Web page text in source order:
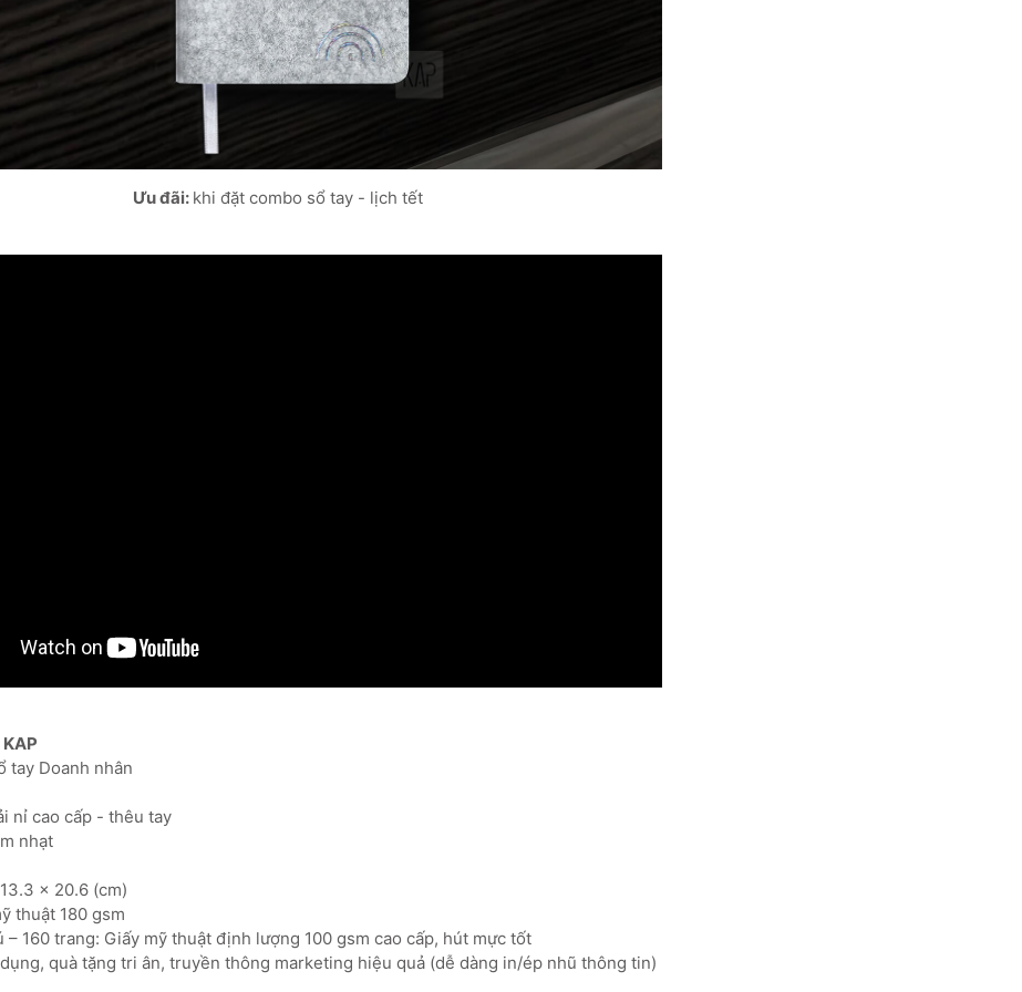
Ưu đãi: khi đặt combo sổ tay - lịch tết
tay Doanh nhân
nỉ cao cấp - thêu tay
nhạt
x 20.6 (cm)
thuật 180 gsm
– 160 trang: Giấy mỹ thuật định lượng 100 gsm cao cấp, hút mực tốt
quà tặng tri ân, truyền thông marketing hiệu quả (dễ dàng in/ép nhũ thông tin)